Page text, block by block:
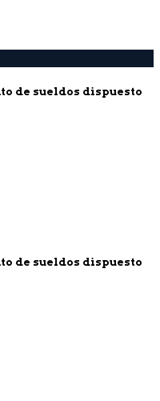
de sueldos dispuesto
de sueldos dispuesto